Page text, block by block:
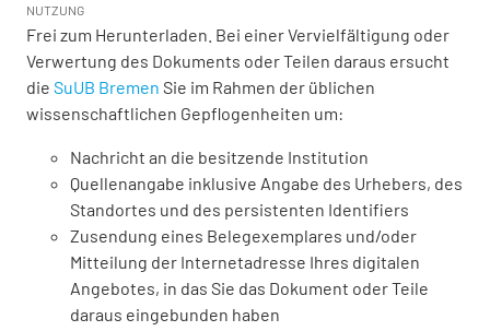
NUTZUNG
Frei zum Herunterladen. Bei einer Vervielfältigung oder
Verwertung des Dokuments oder Teilen daraus ersucht
die SuUB Bremen Sie im Rahmen der üblichen
wissenschaftlichen Gepflogenheiten um:
Nachricht an die besitzende Institution
Quellenangabe inklusive Angabe des Urhebers, des
Standortes und des persistenten Identifiers
Zusendung eines Belegexemplares und/oder
Mitteilung der Internetadresse Ihres digitalen
Angebotes, in das Sie das Dokument oder Teile
daraus eingebunden haben